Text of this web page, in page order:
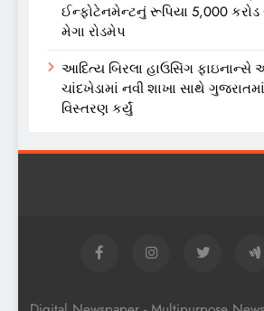
ઈન્ફોટેનમેન્ટનું રૂપિયા 5,000 કરોડ
મેગા રોડમેપ
આદિત્ય બિરલા હાઉસિંગ ફાઇનાન્સે
ચાંદખેડામાં નવી શાખા સાથે
વિસ્તરણ કર્યું